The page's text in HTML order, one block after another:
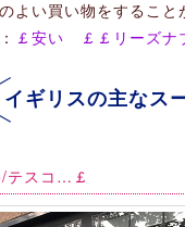
よい買い物をすること
￡安い ￡￡リーズ
イギリスの主なス
スコ…￡